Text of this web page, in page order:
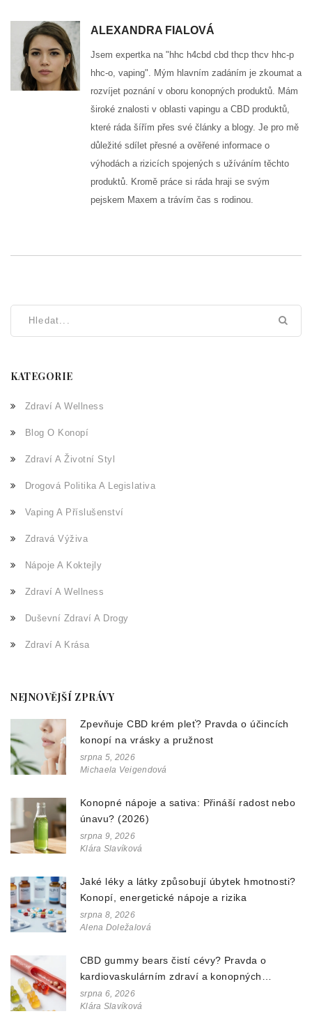
ALEXANDRA FIALOVÁ
Jsem expertka na "hhc h4cbd cbd thcp thcv hhc-p
hhc-o, vaping". Mým hlavním zadáním je zkoumat a
rozvíjet poznání v oboru konopných produktů. Mám
široké znalosti v oblasti vapingu a CBD produktů,
které ráda šířím přes své články a blogy. Je pro mě
důležité sdílet přesné a ověřené informace o
výhodách a rizicích spojených s užíváním těchto
produktů. Kromě práce si ráda hraji se svým
pejskem Maxem a trávím čas s rodinou.
KATEGORIE
Zdraví A Wellness
Blog O Konopí
Zdraví A Životní Styl
Drogová Politika A Legislativa
Vaping A Příslušenství
Zdravá Výživa
Nápoje A Koktejly
Zdraví A Wellness
Duševní Zdraví A Drogy
Zdraví A Krása
NEJNOVĚJŠÍ ZPRÁVY
Zpevňuje CBD krém pleť? Pravda o účincích
konopí na vrásky a pružnost
srpna 5, 2026
Michaela Veigendová
Konopné nápoje a sativa: Přináší radost nebo
únavu? (2026)
srpna 9, 2026
Klára Slavíková
Jaké léky a látky způsobují úbytek hmotnosti?
Konopí, energetické nápoje a rizika
srpna 8, 2026
Alena Doležalová
CBD gummy bears čistí cévy? Pravda o
kardiovaskulárním zdraví a konopných
doplňcích
srpna 6, 2026
Klára Slavíková